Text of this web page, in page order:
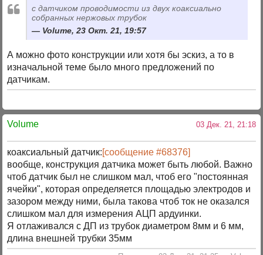
с датчиком проводимости из двух коаксиально
собранных нержовых трубок
Volume, 23 Окт. 21, 19:57
А можно фото конструкции или хотя бы эскиз, а то в
изначальной теме было много предложений по
датчикам.
Volume 03 Дек. 21, 21:18
коаксиальный датчик:[сообщение #68376]
вообще, конструкция датчика может быть любой. Важно
чтоб датчик был не слишком мал, чтоб его "постоянная
ячейки", которая определяется площадью электродов и
зазором между ними, была такова чтоб ток не оказался
слишком мал для измерения АЦП ардуинки.
Я отлаживался с ДП из трубок диаметром 8мм и 6 мм,
длина внешней трубки 35мм